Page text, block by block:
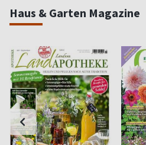
Haus & Garten Magazine